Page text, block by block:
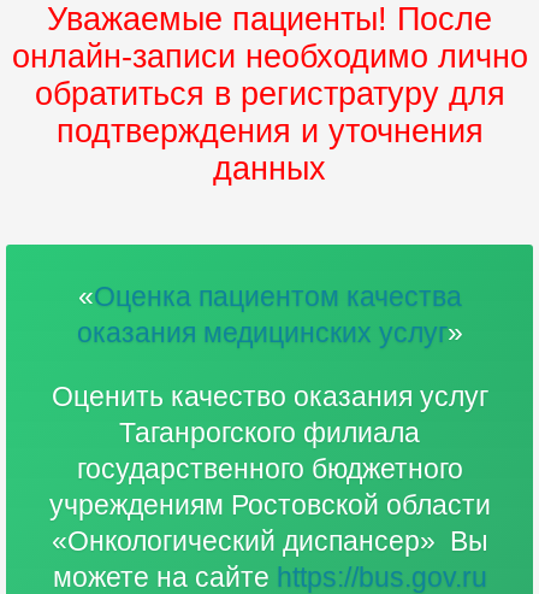
Уважаемые пациенты! После
онлайн-записи необходимо лично
обратиться в регистратуру для
подтверждения и уточнения
данных
«Оценка пациентом качества
оказания медицинских услуг»
Оценить качество оказания услуг
Таганрогского филиала
государственного бюджетного
учреждениям Ростовской области
«Онкологический диспансер» Вы
можете на сайте https://bus.gov.ru